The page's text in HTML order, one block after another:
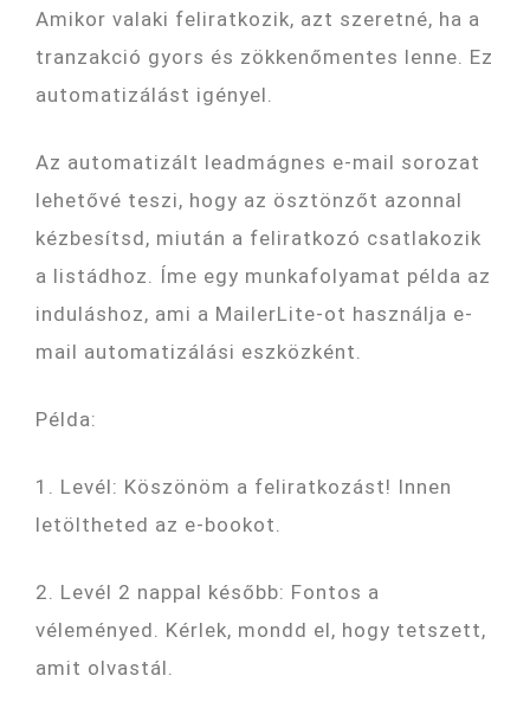
Amikor valaki feliratkozik, azt szeretné, ha a
tranzakció gyors és zökkenőmentes lenne. Ez
automatizálást igényel.
Az automatizált leadmágnes e-mail sorozat
lehetővé teszi, hogy az ösztönzőt azonnal
kézbesítsd, miután a feliratkozó csatlakozik
a listádhoz. Íme egy munkafolyamat példa az
induláshoz, ami a MailerLite-ot használja e-
mail automatizálási eszközként.
Példa:
1. Levél: Köszönöm a feliratkozást! Innen
letöltheted az e-bookot.
2. Levél 2 nappal később: Fontos a
véleményed. Kérlek, mondd el, hogy tetszett,
amit olvastál.